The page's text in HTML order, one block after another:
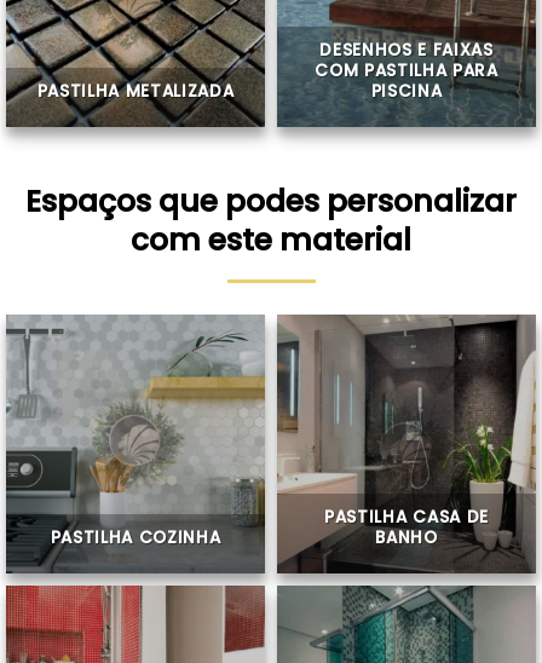
PASTILHA METALIZADA
DESENHOS E FAIXAS
COM PASTILHA PARA
PISCINA
Espaços que podes personalizar
com este material
PASTILHA COZINHA
PASTILHA CASA DE
BANHO